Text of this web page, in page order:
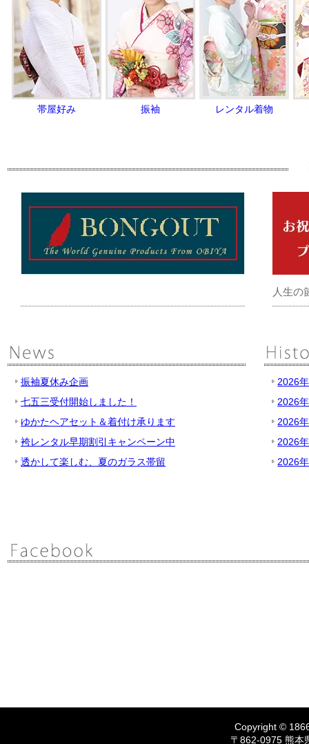
帯屋好み 振袖 レンタル着物
人生の
振袖夏休み企画
七五三受付開始しました！
ゆかたヘアセット＆着付け承ります
袴レンタル早期割引キャンペーン中
透かして楽しむ、夏のガラス帯留
2026
2026
2026
2026
2026
Copyright ©
〒862-0975 熊本